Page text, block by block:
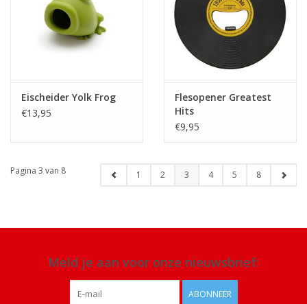
Eischeider Yolk Frog
€13,95
Flesopener Greatest
Hits
€9,95
Pagina 3 van 8 1 2 3 4 5 8
Meld je aan voor onze nieuwsbrief:
ABONNEER